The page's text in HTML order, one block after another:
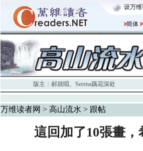
设万
简体
版主： 郝就唱、 Serena藕花深处
万维读者网 > 高山流水 > 跟帖
這回加了10張畫